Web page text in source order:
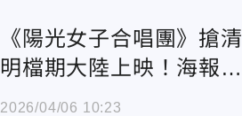
《陽光女子合唱團》搶清
明檔期大陸上映！海報寫
「台灣地區」票房冠軍
2026/04/06 10:23